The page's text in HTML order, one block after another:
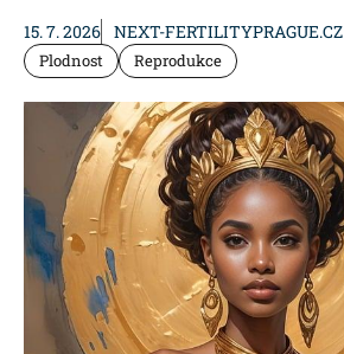
15. 7. 2026 NEXT-FERTILITYPRAGUE.CZ
Plodnost Reprodukce